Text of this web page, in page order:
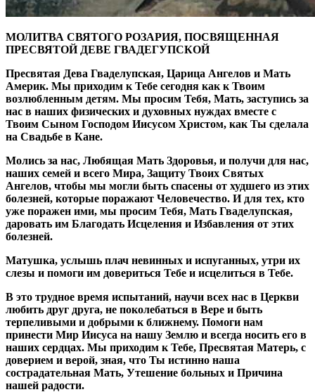
МОЛИТВА СВЯТОГО РОЗАРИЯ, ПОСВЯЩЕННАЯ
ПРЕСВЯТОЙ ДЕВЕ ГВАДЕГУПСКОЙ
Пресвятая Дева Гваделупская, Царица Ангелов и Мать
Америк. Мы приходим к Тебе сегодня как к Твоим
возлюбленным детям. Мы просим Тебя, Мать, заступись за
нас в наших физических и духовных нуждах вместе с
Твоим Сыном Господом Иисусом Христом, как Ты сделала
на Свадьбе в Кане.
Молись за нас, Любящая Мать Здоровья, и получи для нас,
наших семей и всего Мира, Защиту Твоих Святых
Ангелов, чтобы мы могли быть спасены от худшего из этих
болезней, которые поражают Человечество. И для тех, кто
уже поражен ими, мы просим Тебя, Мать Гваделупская,
даровать им Благодать Исцеления и Избавления от этих
болезней.
Матушка, услышь плач невинных и испуганных, утри их
слезы и помоги им довериться Тебе и исцелиться в Тебе.
В это трудное время испытаний, научи всех нас в Церкви
любить друг друга, не поколебаться в Вере и быть
терпеливыми и добрыми к ближнему. Помоги нам
принести Мир Иисуса на нашу Землю и всегда носить его в
наших сердцах. Мы приходим к Тебе, Пресвятая Матерь, с
доверием и верой, зная, что Ты истинно наша
сострадательная Мать, Утешение больных и Причина
нашей радости.